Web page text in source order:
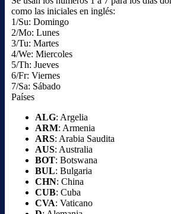
como las iniciales en inglés:
1/Su: Domingo
2/Mo: Lunes
3/Tu: Martes
4/We: Miercoles
5/Th: Jueves
6/Fr: Viernes
7/Sa: Sábado
Países
ALG: Argelia
ARM: Armenia
ARS: Arabia Saudita
AUS: Australia
BOT: Botswana
BUL: Bulgaria
CHN: China
CUB: Cuba
CVA: Vaticano